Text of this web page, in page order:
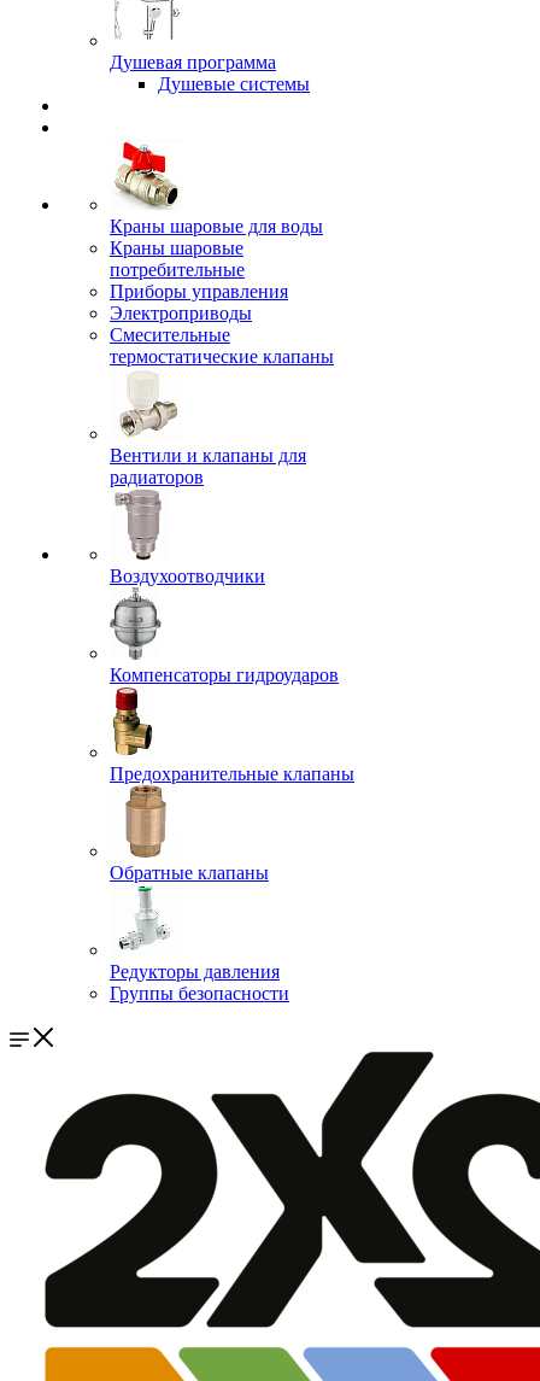
Душевая программа
Душевые системы
Краны шаровые для воды
Краны шаровые
потребительные
Приборы управления
Электроприводы
Смесительные
термостатические клапаны
Вентили и клапаны для
радиаторов
Воздухоотводчики
Компенсаторы гидроударов
Предохранительные клапаны
Обратные клапаны
Редукторы давления
Группы безопасности